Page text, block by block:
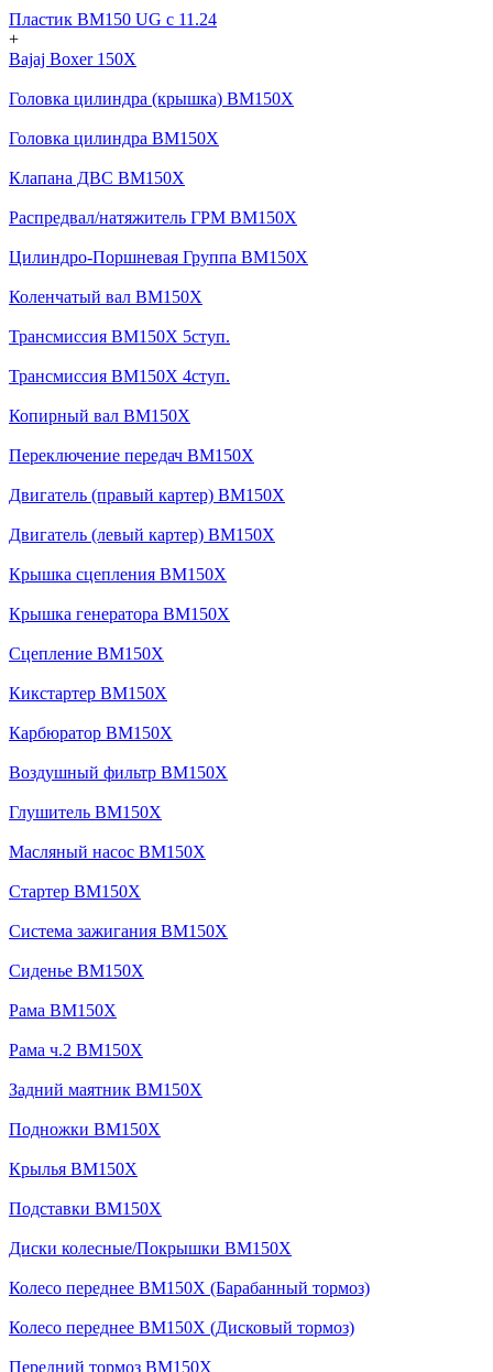
Пластик BM150 UG c 11.24
+
Bajaj Boxer 150X
Головка цилиндра (крышка) BM150X
Головка цилиндра BM150X
Клапана ДВС BM150X
Распредвал/натяжитель ГРМ BM150X
Цилиндро-Поршневая Группа BM150X
Коленчатый вал BM150X
Трансмиссия BM150X 5ступ.
Трансмиссия BM150X 4ступ.
Копирный вал BM150X
Переключение передач BM150X
Двигатель (правый картер) BM150X
Двигатель (левый картер) BM150X
Крышка сцепления BM150X
Крышка генератора BM150X
Сцепление BM150X
Кикстартер BM150X
Карбюратор BM150X
Воздушный фильтр BM150X
Глушитель BM150X
Масляный насос BM150X
Стартер BM150X
Система зажигания BM150X
Сиденье BM150X
Рама BM150X
Рама ч.2 BM150X
Задний маятник BM150X
Подножки BM150X
Крылья BM150X
Подставки BM150X
Диски колесные/Покрышки BM150X
Колесо переднее BM150X (Барабанный тормоз)
Колесо переднее BM150X (Дисковый тормоз)
Передний тормоз BM150X